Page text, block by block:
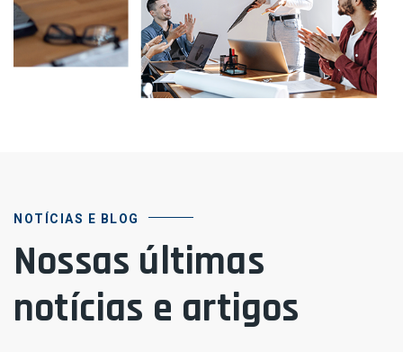
NOTÍCIAS E BLOG
Nossas últimas
notícias e artigos